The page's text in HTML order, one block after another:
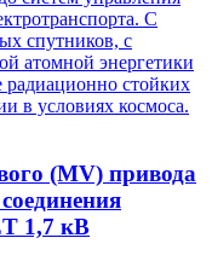
С
спутников, с
атомной энергетики
радиационно стойких
в условиях космоса.
(MV) привода
1,7 кВ